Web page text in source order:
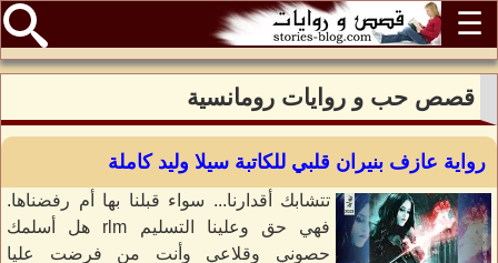
☰
قصص حب و روايات رومانسية
رواية عازف بنيران قلبي للكاتبة سيلا وليد كاملة
تتشابك أقدارنا... سواء قبلنا بها أم رفضناها.
فهي حق وعلينا التسليم rlm هل أسلمك
حصوني وقلاعي وأنت من فرضت عليا